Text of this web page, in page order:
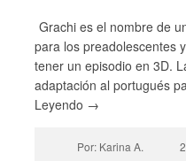
Grachi es el nombre de
para los preadolescentes
tener un episodio en 3D.
adaptación al portugués
Leyendo →
Por: Karina A.